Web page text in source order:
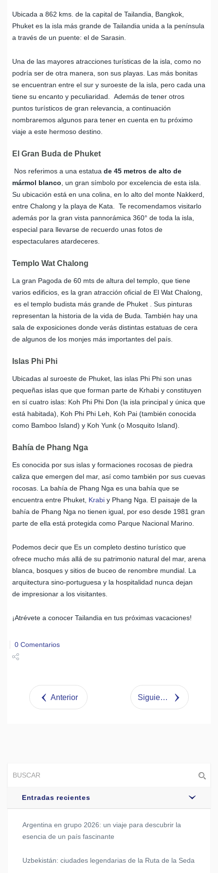
Ubicada a 862 kms. de la capital de Tailandia, Bangkok,
Phuket es la isla más grande de Tailandia unida a la península
a través de un puente: el de Sarasin.
Una de las mayores atracciones turísticas de la isla, como no
podría ser de otra manera, son sus playas. Las más bonitas
se encuentran entre el sur y suroeste de la isla, pero cada una
tiene su encanto y peculiaridad. Además de tener otros
puntos turísticos de gran relevancia, a continuación
nombraremos algunos para tener en cuenta en tu próximo
viaje a este hermoso destino.
El Gran Buda de Phuket
Nos referimos a una estatua de 45 metros de alto de
mármol blanco , un gran símbolo por excelencia de esta isla.
Su ubicación está en una colina, en lo alto del monte Nakkerd,
entre Chalong y la playa de Kata. Te recomendamos visitarlo
además por la gran vista pannorámica 360° de toda la isla,
especial para llevarse de recuerdo unas fotos de
espectaculares atardeceres.
Templo Wat Chalong
La gran Pagoda de 60 mts de altura del templo, que tiene
varios edificios, es la gran atracción oficial de El Wat Chalong,
es el templo budista más grande de Phuket . Sus pinturas
representan la historia de la vida de Buda. También hay una
sala de exposiciones donde verás distintas estatuas de cera
de algunos de los monjes más importantes del país.
Islas Phi Phi
Ubicadas al suroeste de Phuket, las islas Phi Phi son unas
pequeñas islas que que forman parte de Krhabi y constituyen
en sí cuatro islas: Koh Phi Phi Don (la isla principal y única que
está habitada), Koh Phi Phi Leh, Koh Pai (también conocida
como Bamboo Island) y Koh Yunk (o Mosquito Island).
Bahía de Phang Nga
Es conocida por sus islas y formaciones rocosas de piedra
caliza que emergen del mar, así como también por sus cuevas
rocosas. La bahía de Phang Nga es una bahía que se
encuentra entre Phuket, Krabi y Phang Nga. El paisaje de la
bahía de Phang Nga no tienen igual, por eso desde 1981 gran
parte de ella está protegida como Parque Nacional Marino.
Podemos decir que Es un completo destino turístico que
ofrece mucho más allá de su patrimonio natural del mar, arena
blanca, bosques y sitios de buceo de renombre mundial. La
arquitectura sino-portuguesa y la hospitalidad nunca dejan
de impresionar a los visitantes.
¡Atrévete a conocer Tailandia en tus próximas vacaciones!
0 Comentarios
Tweet
Anterior Siguiente
Entradas recientes
Argentina en grupo 2026: un viaje para descubrir la
esencia de un país fascinante
Uzbekistán: ciudades legendarias de la Ruta de la Seda